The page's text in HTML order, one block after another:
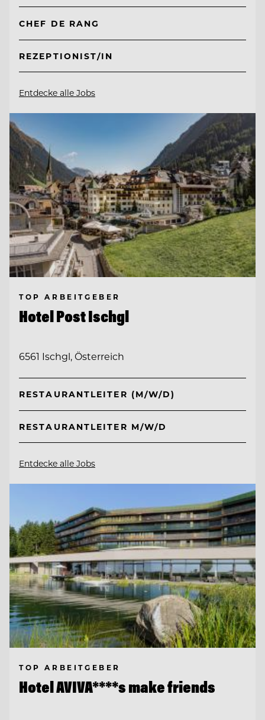
CHEF DE RANG
REZEPTIONIST/IN
Entdecke alle Jobs
TOP ARBEITGEBER
Hotel Post Ischgl
6561 Ischgl, Österreich
RESTAURANTLEITER (M/W/D)
RESTAURANTLEITER M/W/D
Entdecke alle Jobs
TOP ARBEITGEBER
Hotel AVIVA****s make friends